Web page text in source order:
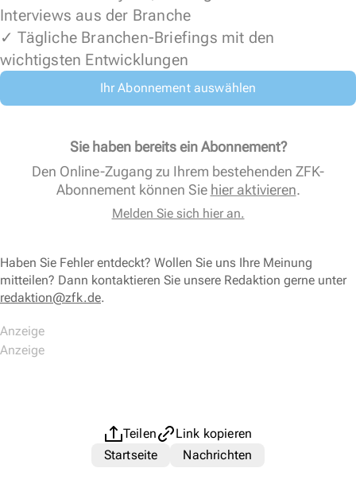
Interviews aus der Branche
✓ Tägliche Branchen-Briefings mit den
wichtigsten Entwicklungen
Ihr Abonnement auswählen
Sie haben bereits ein Abonnement?
Den Online-Zugang zu Ihrem bestehenden ZFK-
Abonnement können Sie hier aktivieren.
Melden Sie sich hier an.
Haben Sie Fehler entdeckt? Wollen Sie uns Ihre Meinung
mitteilen? Dann kontaktieren Sie unsere Redaktion gerne unter
redaktion@zfk.de.
Teilen
Link kopieren
Startseite
Nachrichten